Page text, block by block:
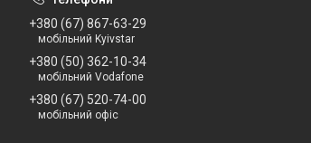
+380 (67) 867-63-29
мобільний Kyivstar
+380 (50) 362-10-34
мобільний Vodafone
+380 (67) 520-74-00
мобільний офіс